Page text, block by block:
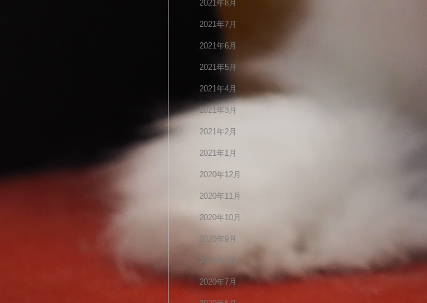
2021年8月
2021年7月
2021年6月
2021年5月
2021年4月
2021年3月
2021年2月
2021年1月
2020年12月
2020年11月
2020年10月
2020年9月
2020年8月
2020年7月